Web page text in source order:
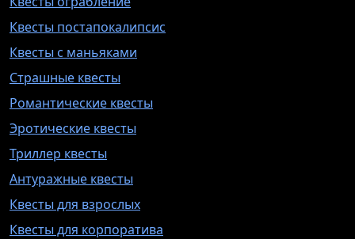
Квесты постапокалипсис
Квесты с маньяками
Страшные квесты
Романтические квесты
Эротические квесты
Триллер квесты
Антуражные квесты
Квесты для взрослых
Квесты для корпоратива